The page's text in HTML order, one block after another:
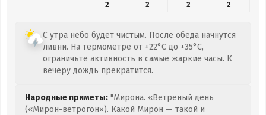
2
2 2 2
С утра небо будет чистым. После обеда начнутся
ливни. На термометре от +22°C до +35°C,
ограничьте активность в самые жаркие часы. К
вечеру дождь прекратится.
Народные приметы: "Мирона. «Ветреный день
(«Мирон-ветрогон»). Какой Мирон — такой и